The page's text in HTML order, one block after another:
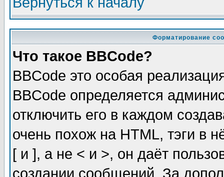
Форматирование
Что такое BBCode?
BBCode это особая
BBCode определяется
отключить его в каждом
очень похож на HTML, тэги в
[ и ], а не < и >, он даёт
создании сообщений. За